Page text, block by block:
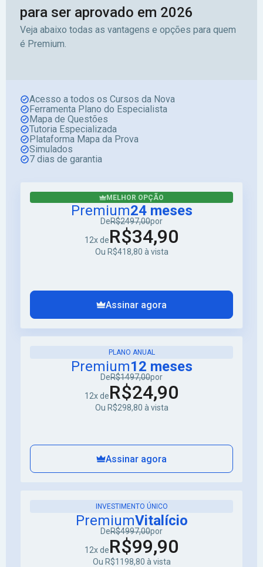
para ser aprovado em 2026
Veja abaixo todas as vantagens e opções para quem
é Premium.
Acesso a todos os Cursos da Nova
Ferramenta Plano do Especialista
Mapa de Questões
Tutoria Especializada
Plataforma Mapa da Prova
Simulados
7 dias de garantia
MELHOR OPÇÃO
Premium24 meses
DeR$2497,00por
12x deR$34,90
Ou R$418,80 à vista
Assinar agora
PLANO ANUAL
Premium12 meses
DeR$1497,00por
12x deR$24,90
Ou R$298,80 à vista
Assinar agora
INVESTIMENTO ÚNICO
PremiumVitalício
DeR$4997,00por
12x deR$99,90
Ou R$1198,80 à vista